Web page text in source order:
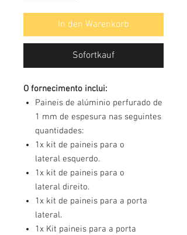
In den Warenkorb
Sofortkauf
O fornecimento inclui:
Paineis de alúminio perfurado de
1 mm de espesura nas seguintes
quantidades:
1x kit de paineis para o
lateral esquerdo.
1x kit de paineis para o
lateral direito.
1x kit de paineis para a porta
lateral.
1x Kit paineis para a porta